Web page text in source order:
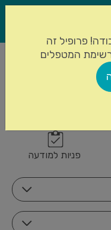
פניות למודעה
פרופיל זה
המטפלים